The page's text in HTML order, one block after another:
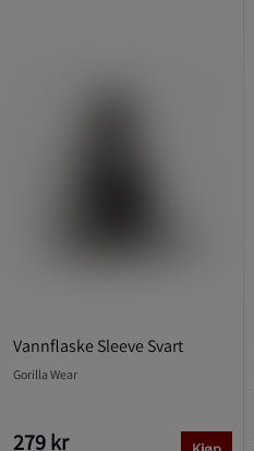
Vannflaske Sleeve Svart
Gorilla Wear
279 kr